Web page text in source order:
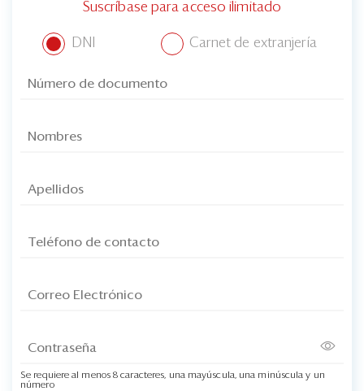
Suscríbase para acceso ilimitado
DNI Carnet de extranjería
Se requiere al menos 8 caracteres, una mayúscula, una minúscula y un
número